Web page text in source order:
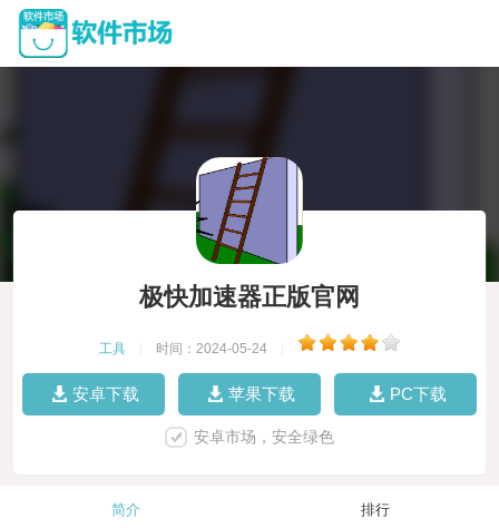
极快加速器正版官网
工具 时间：2024-05-24
安卓下载 苹果下载 PC下载
安卓市场，安全绿色
简介 排行